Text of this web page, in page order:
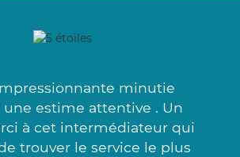
minutie
une estime attentive . Un
à cet intermédiateur qui
trouver le service le plus